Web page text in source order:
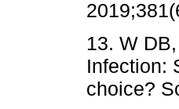
13. W
Infection:
choice?